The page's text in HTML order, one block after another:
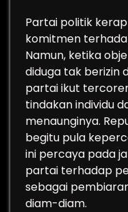
Partai politik
komitmen
Namun, ketika
diduga tak berizin
partai ikut
tindakan individu
menaunginya.
begitu pula
ini percaya pada
partai terhadap
sebagai
diam-diam.